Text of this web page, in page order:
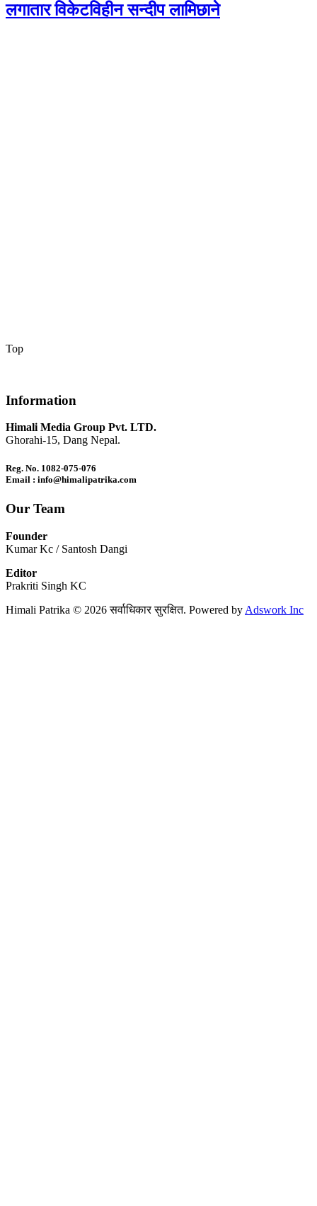
लगातार विकेटविहीन सन्दीप लामिछाने
Top
Information
Himali Media Group Pvt. LTD.
Ghorahi-15, Dang Nepal.
Reg. No. 1082-075-076
Email : info@himalipatrika.com
Our Team
Founder
Kumar Kc / Santosh Dangi
Editor
Prakriti Singh KC
Himali Patrika © 2026 सर्वाधिकार सुरक्षित. Powered by Adswork Inc